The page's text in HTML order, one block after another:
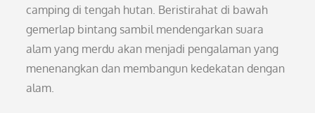
camping di tengah hutan. Beristirahat di bawah
gemerlap bintang sambil mendengarkan suara
alam yang merdu akan menjadi pengalaman yang
menenangkan dan membangun kedekatan dengan
alam.